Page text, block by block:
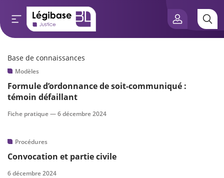
Base de connaissances
Modèles
Formule d’ordonnance de soit-communiqué :
témoin défaillant
Fiche pratique —6 décembre 2024
Procédures
Convocation et partie civile
6 décembre 2024